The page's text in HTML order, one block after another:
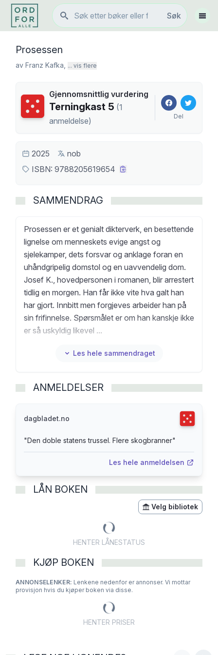
Søk
Søk
Vis
Prosessen
av Franz Kafka ... vis flere
Terningkast
Gjennomsnittlig vurdering
Terningkast 5 (1
anmeldelse) Del
2025
nob
ISBN: 9788205619654
SAMMENDRAG
Prosessen er et genialt dikterverk, en besettende
lignelse om menneskets evige angst og
sjelekamper, dets forsvar og anklage foran en
uhåndgripelig domstol og en uavvendelig dom.
Josef K., hovedpersonen i romanen, blir arrestert
tidlig en morgen. Han får ikke vite hva galt han
har gjort. Innbitt men forgjeves arbeider han på
sin frifinnelse. Spørsmålet er om han kanskje ikke
er så uskyldig likevel ...
Les hele sammendraget
ANMELDELSER
dagbladet.no
"Den doble statens trussel. Flere skogbranner"
Les hele anmeldelsen
LÅN BOKEN
Velg bibliotek
HENTER LÅNESTATUS
KJØP BOKEN
ANNONSELENKER: Lenkene nedenfor er annonser. Vi mottar
provisjon hvis du kjøper boken via disse.
HENTER PRISER